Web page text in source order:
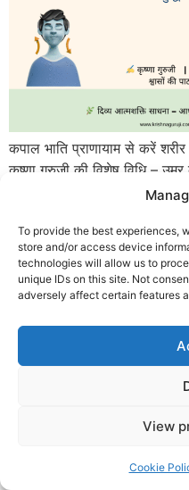
To provide the best experiences,
store and/or access device
technologies will allow us to
unique IDs on this site. Not
adversely affect certain features
View
Cookie
कपाल भाति प्राणायाम से करें
कृष्णा गुरुजी की विशेष विधि –